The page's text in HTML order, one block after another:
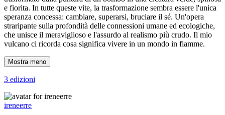
e fiorita. In tutte queste vite, la trasformazione sembra essere l'unica
speranza concessa: cambiare, superarsi, bruciare il sé. Un'opera
straripante sulla profondità delle connessioni umane ed ecologiche,
che unisce il meraviglioso e l'assurdo al realismo più crudo. Il mio
vulcano ci ricorda cosa significa vivere in un mondo in fiamme.
Mostra meno
3 edizioni
ireneerre